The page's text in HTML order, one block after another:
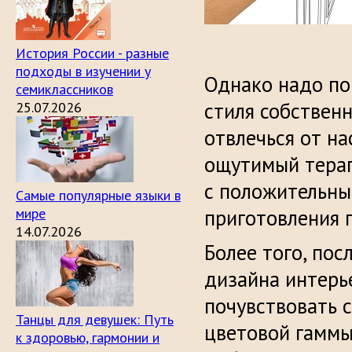
История России - разные
подходы в изучении у
семиклассников
25.07.2026
Самые популярные языки в
мире
14.07.2026
Танцы для девушек: Путь
к здоровью, гармонии и
Однако надо
стиля
отвлечься от
ощутимый
с
приготовления
Более того,
дизайна
почувствовать
цветовой